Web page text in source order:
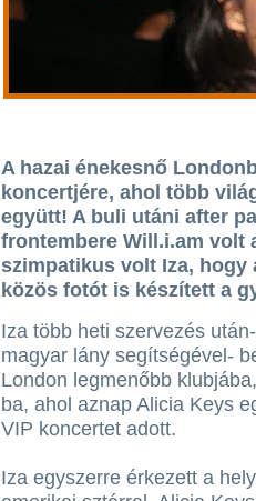
A hazai énekesnő
koncertjére, ahol több
együtt! A buli utáni after
frontembere Will.i.am volt
szimpatikus volt Iza,
közös fotót is készített a
Iza több heti szervezés
magyar lány segítségével-
London legmenőbb
ba, ahol aznap Alicia Keys
VIP koncertet adott.
Iza egyszerre érkezett a